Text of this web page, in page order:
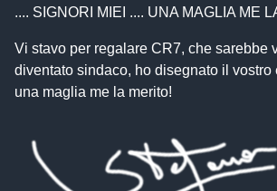
.... SIGNORI MIEI .... UNA MAGLIA ME
Vi stavo per regalare CR7, che sarebbe
diventato sindaco, ho disegnato il vostro
una maglia me la merito!